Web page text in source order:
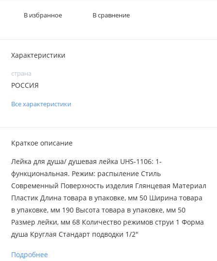
В избранное В сравнение
Характеристики
страна
РОССИЯ
Все характеристики
Краткое описание
Лейка для душа/ душевая лейка UHS-1106: 1-
функциональная. Режим: распыление Стиль
Современный Поверхность изделия Глянцевая Материал
Пластик Длина товара в упаковке, мм 50 Ширина товара
в упаковке, мм 190 Высота товара в упаковке, мм 50
Размер лейки, мм 68 Количество режимов струи 1 Форма
душа Круглая Стандарт подводки 1/2"
Подробнее